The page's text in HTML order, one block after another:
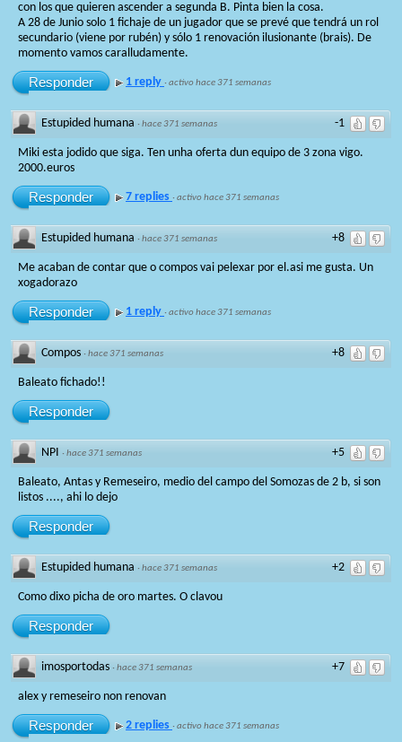
con los que quieren ascender a segunda B. Pinta bien la cosa.
A 28 de Junio solo 1 fichaje de un jugador que se prevé que tendrá un rol
secundario (viene por rubén) y sólo 1 renovación ilusionante (brais). De
momento vamos caralludamente.
Responder 1 reply ·activo hace 371 semanas
-1
Estupided humana ·hace 371 semanas
Miki esta jodido que siga. Ten unha oferta dun equipo de 3 zona vigo.
2000.euros
Responder 7 replies ·activo hace 371 semanas
+8
Estupided humana ·hace 371 semanas
Me acaban de contar que o compos vai pelexar por el.asi me gusta. Un
xogadorazo
Responder 1 reply ·activo hace 371 semanas
+8
Compos ·hace 371 semanas
Baleato fichado!!
Responder
+5
NPI ·hace 371 semanas
Baleato, Antas y Remeseiro, medio del campo del Somozas de 2 b, si son
listos ...., ahi lo dejo
Responder
+2
Estupided humana ·hace 371 semanas
Como dixo picha de oro martes. O clavou
Responder
+7
imosportodas ·hace 371 semanas
alex y remeseiro non renovan
Responder 2 replies ·activo hace 371 semanas